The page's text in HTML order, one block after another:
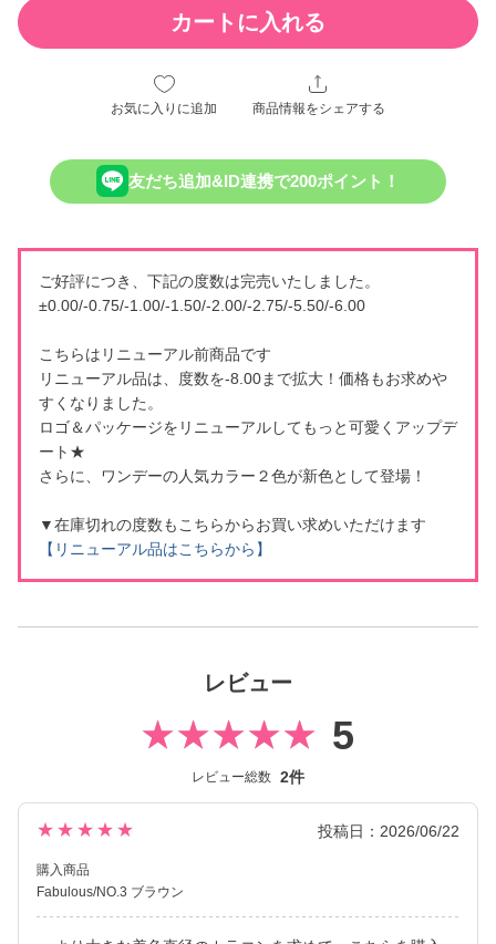
カートに入れる
お気に入りに追加 商品情報をシェアする
友だち追加&ID連携で200ポイント！
ご好評につき、下記の度数は完売いたしました。
±0.00/-0.75/-1.00/-1.50/-2.00/-2.75/-5.50/-6.00
こちらはリニューアル前商品です
リニューアル品は、度数を-8.00まで拡大！価格もお求めや
すくなりました。
ロゴ＆パッケージをリニューアルしてもっと可愛くアップデ
ート★
さらに、ワンデーの人気カラー２色が新色として登場！
▼在庫切れの度数もこちらからお買い求めいただけます
【リニューアル品はこちらから】
レビュー
5
レビュー総数 2件
★★★★★ 投稿日：2026/06/22
購入商品
Fabulous/NO.3 ブラウン